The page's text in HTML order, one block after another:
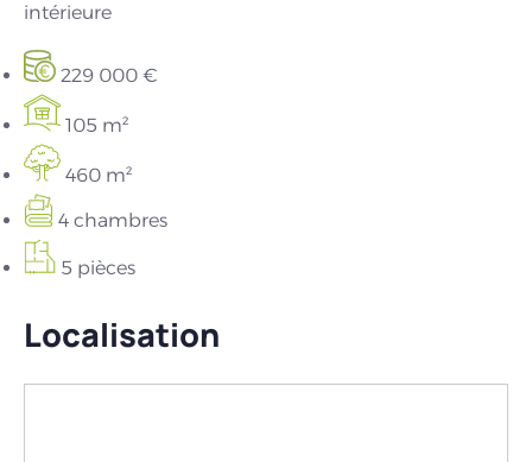
intérieure
229 000 €
105 m²
460 m²
4 chambres
5 pièces
Localisation